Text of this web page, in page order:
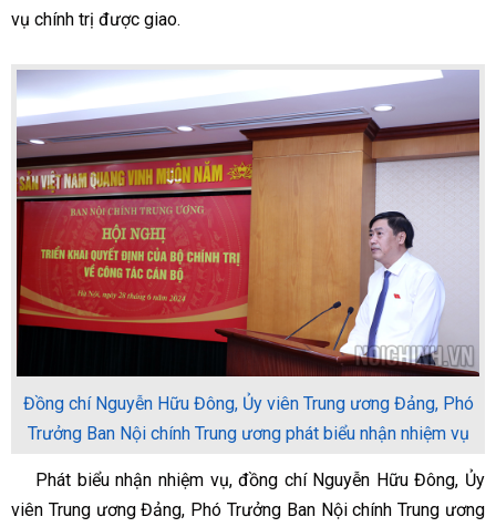
vụ chính trị được giao.
Đồng chí Nguyễn Hữu Đông, Ủy viên Trung ương Đảng, Phó
Trưởng Ban Nội chính Trung ương phát biểu nhận nhiệm vụ
Phát biểu nhận nhiệm vụ, đồng chí Nguyễn Hữu Đông, Ủy
viên Trung ương Đảng, Phó Trưởng Ban Nội chính Trung ương